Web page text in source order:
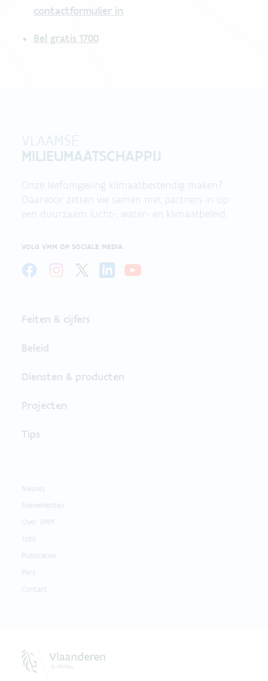
contactformulier in.
Bel gratis 1700
VLAAMSE
MILIEUMAATSCHAPPIJ
Onze leefomgeving klimaatbestendig maken?
Daarvoor zetten we samen met partners in op
een duurzaam lucht-, water- en klimaatbeleid.
VOLG VMM OP SOCIALE MEDIA
Feiten & cijfers
Beleid
Diensten & producten
Projecten
Tips
Nieuws
Evenementen
Over VMM
Jobs
Publicaties
Pers
Contact